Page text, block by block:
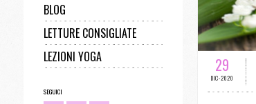
BLOG
LETTURE CONSIGLIATE
LEZIONI YOGA
SEGUICI
29
DIC-2020